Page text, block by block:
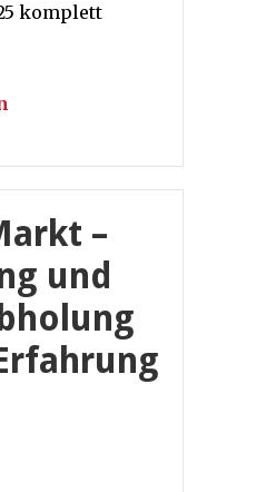
komplett
–
und